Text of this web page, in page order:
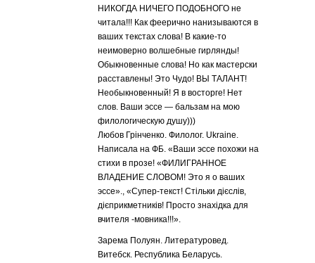
НИКОГДА НИЧЕГО ПОДОБНОГО не
читала!!! Как феерично нанизываются в
ваших текстах слова! В какие-то
неимоверно волшебные гирлянды!
Обыкновенные слова! Но как мастерски
расставлены! Это Чудо! ВЫ ТАЛАНТ!
Необыкновенный! Я в восторге! Нет
слов. Ваши эссе — бальзам на мою
филологическую душу)))
Любов Грінченко. Филолог. Ukraine.
Написала на ФБ. «Ваши эссе похожи на
стихи в прозе! «ФИЛИГРАННОЕ
ВЛАДЕНИЕ СЛОВОМ! Это я о ваших
эссе»., «Супер-текст! Стільки дієслів,
дієприкметників! Просто знахідка для
вчителя -мовника!!!».
Зарема Полуян. Литературовед.
Витебск. Республика Беларусь.